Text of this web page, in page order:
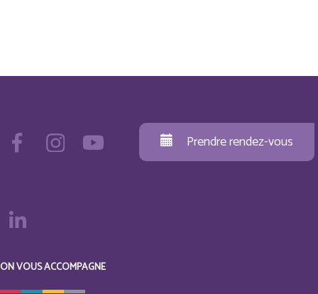
Prendre rendez-vous
ON VOUS ACCOMPAGNE